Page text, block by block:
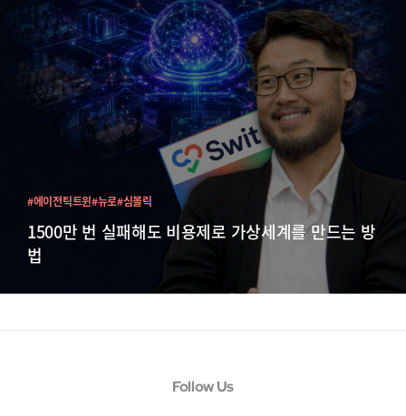
1500만 번 실패해도 비용제로 가상세계를 만드는 방
법
#에이전틱트윈#뉴로#심볼릭
Follow Us